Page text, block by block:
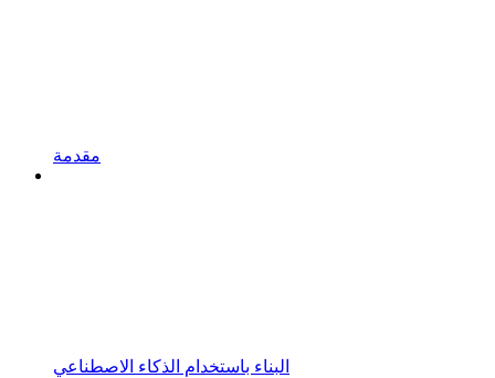
مقدمة
البناء باستخدام الذكاء الاصطناعي